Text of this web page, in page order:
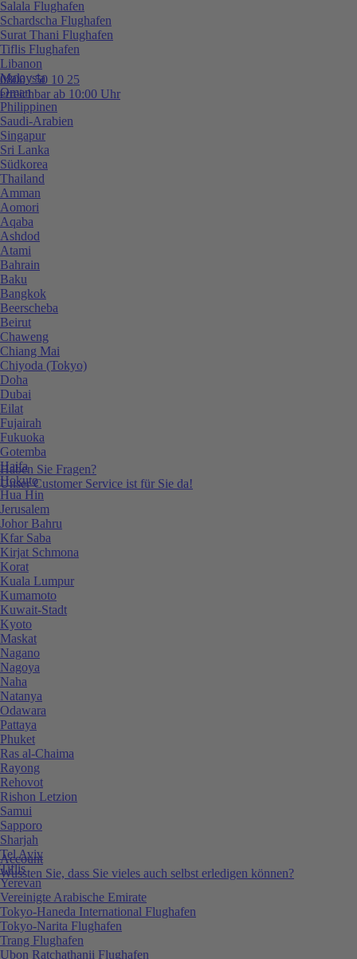
0800 / 50 10 25
erreichbar ab 10:00 Uhr
Haben Sie Fragen?
Unser Customer Service ist für Sie da!
Account
Wussten Sie, dass Sie vieles auch selbst erledigen können?
Salala Flughafen
Schardscha Flughafen
Surat Thani Flughafen
Tiflis Flughafen
Libanon
Malaysia
Oman
Philippinen
Saudi-Arabien
Singapur
Sri Lanka
Südkorea
Thailand
Amman
Aomori
Aqaba
Ashdod
Atami
Bahrain
Baku
Bangkok
Beerscheba
Beirut
Chaweng
Chiang Mai
Chiyoda (Tokyo)
Doha
Dubai
Eilat
Fujairah
Fukuoka
Gotemba
Haifa
Hokuto
Hua Hin
Jerusalem
Johor Bahru
Kfar Saba
Kirjat Schmona
Korat
Kuala Lumpur
Kumamoto
Kuwait-Stadt
Kyoto
Maskat
Nagano
Nagoya
Naha
Natanya
Odawara
Pattaya
Phuket
Ras al-Chaima
Rayong
Rehovot
Rishon Letzion
Samui
Sapporo
Sharjah
Tel Aviv
Tiflis
Yerevan
Vereinigte Arabische Emirate
Tokyo-Haneda International Flughafen
Tokyo-Narita Flughafen
Trang Flughafen
Ubon Ratchathanii Flughafen